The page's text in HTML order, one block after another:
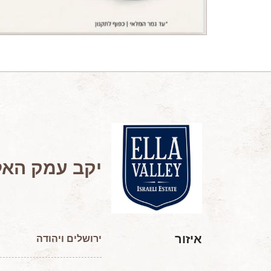
יקב עמק
איזור ירושלים ויהודה